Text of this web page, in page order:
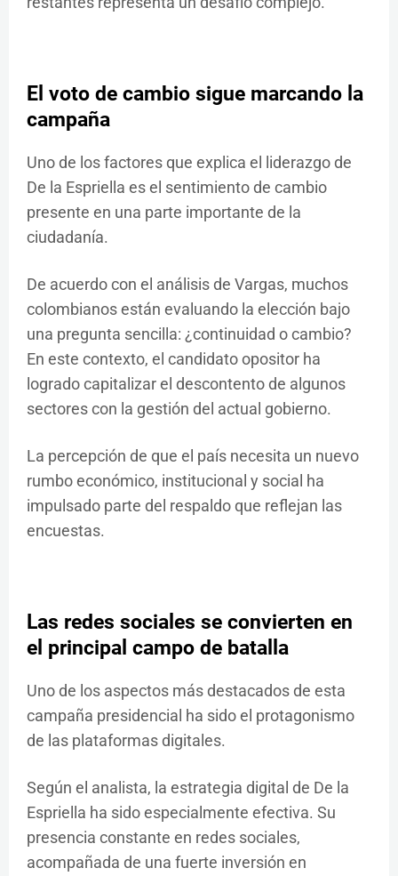
El voto de cambio sigue marcando la
campaña
Uno de los factores que explica el liderazgo de
De la Espriella es el sentimiento de cambio
presente en una parte importante de la
ciudadanía.
De acuerdo con el análisis de Vargas, muchos
colombianos están evaluando la elección bajo
una pregunta sencilla: ¿continuidad o cambio?
En este contexto, el candidato opositor ha
logrado capitalizar el descontento de algunos
sectores con la gestión del actual gobierno.
La percepción de que el país necesita un nuevo
rumbo económico, institucional y social ha
impulsado parte del respaldo que reflejan las
encuestas.
Las redes sociales se convierten en
el principal campo de batalla
Uno de los aspectos más destacados de esta
campaña presidencial ha sido el protagonismo
de las plataformas digitales.
Según el analista, la estrategia digital de De la
Espriella ha sido especialmente efectiva. Su
presencia constante en redes sociales,
acompañada de una fuerte inversión en